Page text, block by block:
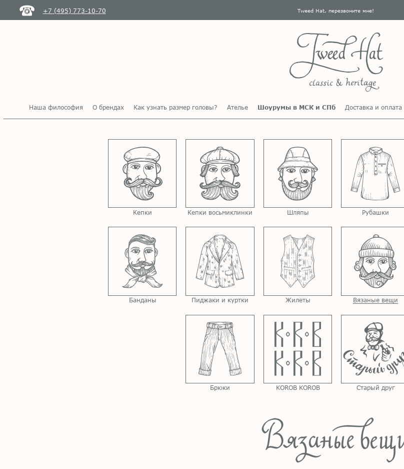
+7 (495) 773-10-70 Tweed Hat, перезвоните мне!
Наша философия О брендах Как узнать размер головы? Ателье Шоурумы в МСК и СПб Доставка и оплата
Кепки Кепки восьмиклинки Шляпы Рубашки
Банданы Пиджаки и куртки Жилеты Вязаные вещи
Брюки KOROB KOROB Старый друг